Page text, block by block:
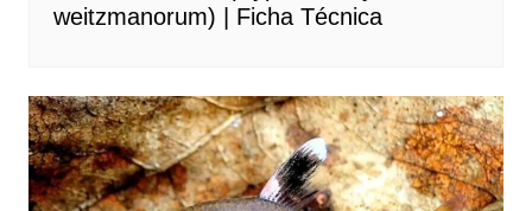
weitzmanorum) | Ficha Técnica